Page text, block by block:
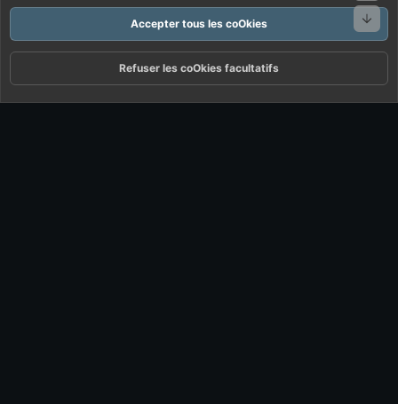
Accepter tous les coOkies
Refuser les coOkies facultatifs